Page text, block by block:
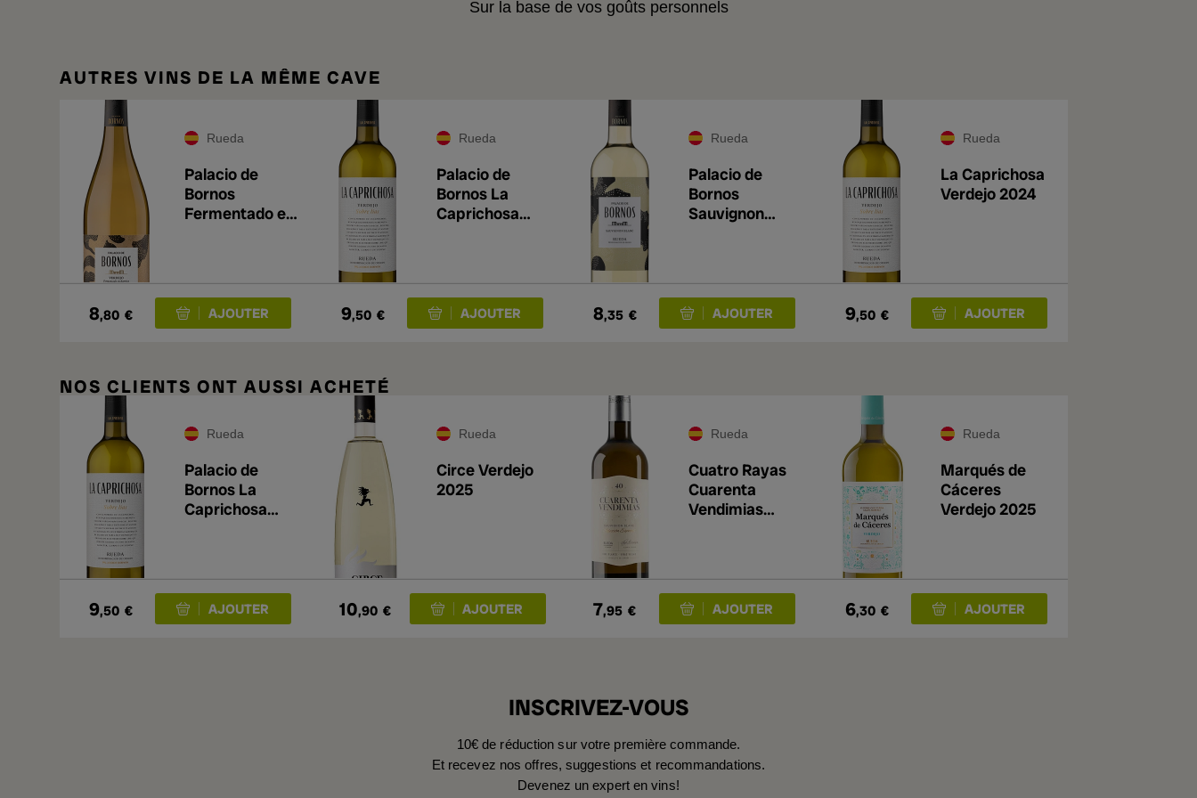
Sur la base de vos goûts personnels
AUTRES VINS DE LA MÊME CAVE
Rueda
Palacio de
Bornos
Fermentado en
8,80 €
Rueda
Palacio de
Bornos La
Caprichosa
9,50 €
Rueda
Palacio de
Bornos
Sauvignon
8,35 €
Rueda
La Caprichosa
Verdejo 2024
9,50 €
NOS CLIENTS ONT AUSSI ACHETÉ
Rueda
Palacio de
Bornos La
Caprichosa
9,50 €
Rueda
Circe Verdejo
2025
10,90 €
Rueda
Cuatro Rayas
Cuarenta
Vendimias
7,95 €
Rueda
Marqués de
Cáceres
Verdejo 2025
6,30 €
INSCRIVEZ-VOUS
10€ de réduction sur votre première commande.
Et recevez nos offres, suggestions et recommandations.
Devenez un expert en vins!